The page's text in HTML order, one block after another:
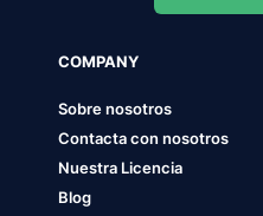
COMPANY
Sobre nosotros
Contacta con nosotros
Nuestra Licencia
Blog